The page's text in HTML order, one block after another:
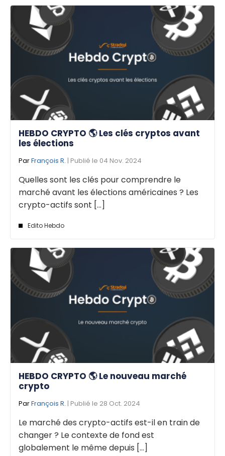
HEBDO CRYPTO 🌎 Les clés cryptos avant
les élections
ParFrançois R. | Publié le 04 Nov. 2024
Quelles sont les clés pour comprendre le
marché avant les élections américaines ? Les
crypto-actifs sont [...]
Edito Hebdo
HEBDO CRYPTO 🌎 Le nouveau marché
crypto
ParFrançois R. | Publié le 28 Oct. 2024
Le marché des crypto-actifs est-il en train de
changer ? Le contexte de fond est
globalement le même depuis [...]